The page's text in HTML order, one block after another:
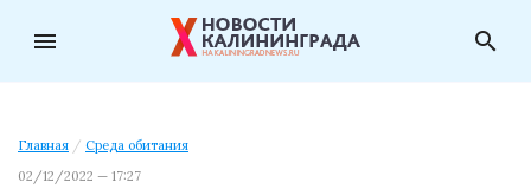
menu search
Главная / Среда обитания
02/12/2022 — 17:27